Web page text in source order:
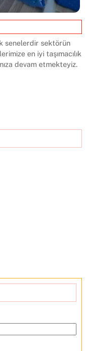
senelerdir sektörün
en iyi taşımacılık
devam etmekteyiz.